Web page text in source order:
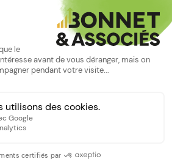
Politique de confidentialité
©Bonnet2023